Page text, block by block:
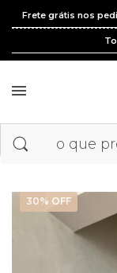
Frete grátis nos
30% OFF